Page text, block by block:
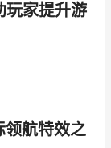
玩家提升游
领航特效之